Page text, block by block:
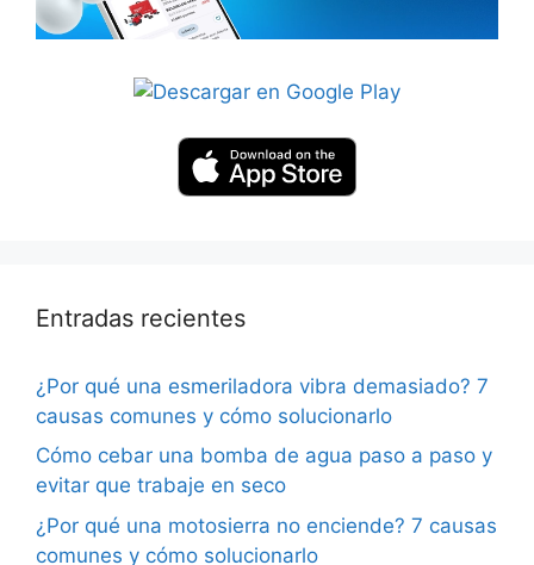
Entradas recientes
¿Por qué una esmeriladora vibra demasiado? 7
causas comunes y cómo solucionarlo
Cómo cebar una bomba de agua paso a paso y
evitar que trabaje en seco
¿Por qué una motosierra no enciende? 7 causas
comunes y cómo solucionarlo